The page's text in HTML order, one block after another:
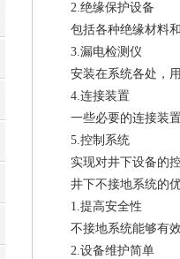
2.绝缘保护设备
包括各种绝缘材料和
3.漏电检测仪
安装在系统各处，用
4.连接装置
一些必要的连接装置
5.控制系统
实现对井下设备的控
井下不接地系统的
1.提高安全性
不接地系统能够有效
2.设备维护简单